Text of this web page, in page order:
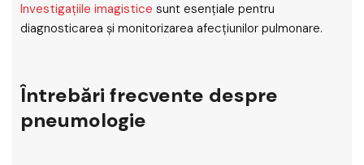
Investigațiile imagistice sunt esențiale pentru
diagnosticarea și monitorizarea afecțiunilor pulmonare.
Întrebări frecvente despre
pneumologie